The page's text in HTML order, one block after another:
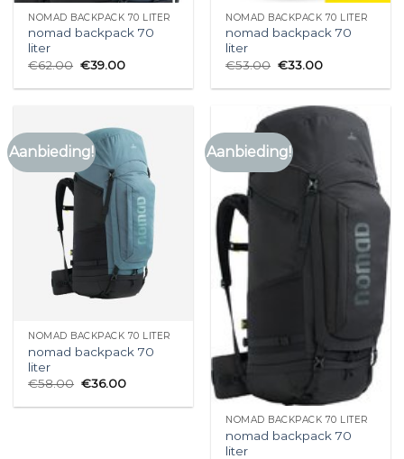
NOMAD BACKPACK 70 LITER
nomad backpack 70
liter
€62.00 €39.00
NOMAD BACKPACK 70 LITER
nomad backpack 70
liter
€53.00 €33.00
Aanbieding!
NOMAD BACKPACK 70 LITER
nomad backpack 70
liter
€58.00 €36.00
Aanbieding!
NOMAD BACKPACK 70 LITER
nomad backpack 70
liter